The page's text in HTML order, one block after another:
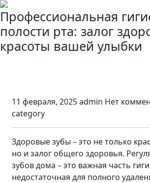
Закрыть
Профессиональная
полости рта: залог
красоты вашей улыбки
11 февраля, 2025admin Нет
category
Здоровые зубы – это не только
но и залог общего здоровья.
зубов дома – это важная часть
недостаточная для полного